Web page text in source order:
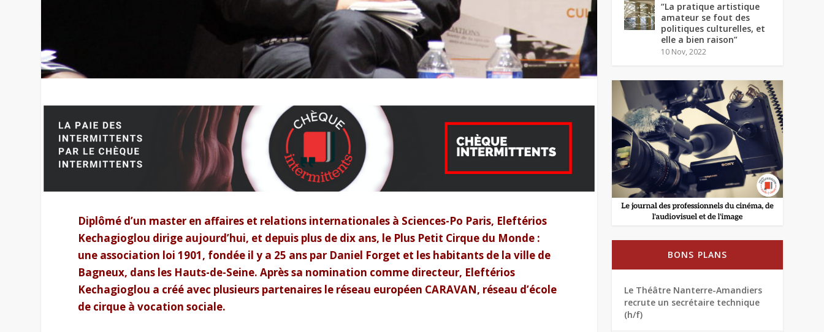
Diplômé d’un master en affaires et relations internationales à Sciences-Po Paris, Eleftérios
Kechagioglou dirige aujourd’hui, et depuis plus de dix ans, le Plus Petit Cirque du Monde :
une association loi 1901, fondée il y a 25 ans par Daniel Forget et les habitants de la ville de
Bagneux, dans les Hauts-de-Seine. Après sa nomination comme directeur, Eleftérios
Kechagioglou a créé avec plusieurs partenaires le réseau européen CARAVAN, réseau d’école
de cirque à vocation sociale.
“La pratique artistique
amateur se fout des
politiques culturelles, et
elle a bien raison”
10 Nov, 2022
BONS PLANS
Le Théâtre Nanterre-Amandiers
recrute un secrétaire technique
(h/f)